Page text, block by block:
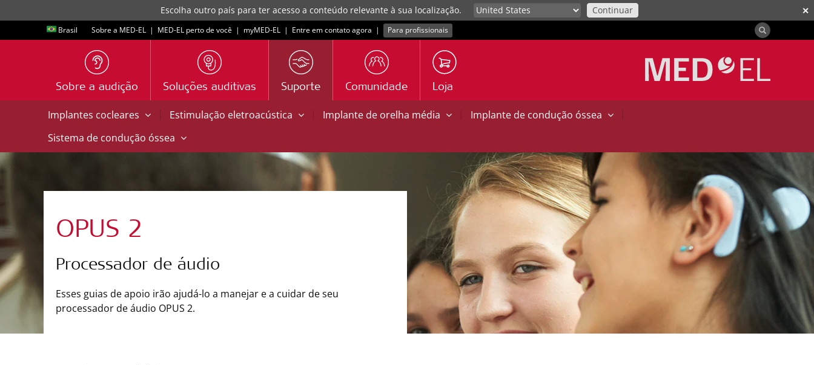
✕
Escolha outro país para ter acesso a conteúdo relevante à sua localização. Continuar
Brasil Sobre a MED-EL | MED-EL perto de você | myMED‑EL | Entre em contato agora | Para profissionais
Sobre a audição Soluções auditivas Suporte Comunidade Loja
Implantes cocleares | Estimulação eletroacústica | Implante de orelha média | Implante de condução óssea
|
Sistema de condução óssea
OPUS 2
Processador de áudio
Esses guias de apoio irão ajudá-lo a manejar e a cuidar de seu
processador de áudio OPUS 2.